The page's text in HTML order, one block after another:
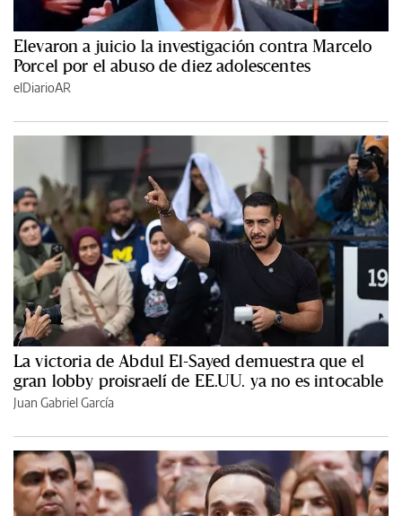
Elevaron a juicio la investigación contra Marcelo
Porcel por el abuso de diez adolescentes
elDiarioAR
La victoria de Abdul El-Sayed demuestra que el
gran lobby proisraelí de EE.UU. ya no es intocable
Juan Gabriel García